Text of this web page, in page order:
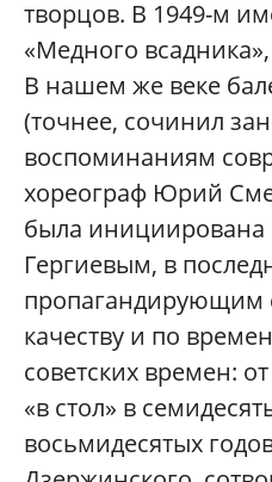
творцов. В 1949-м
«Медного
В нашем же веке
(точнее, сочинил
воспоминаниям
хореограф Юрий
была инициирована
Гергиевым, в
пропагандирующим
качеству и по
советских времен:
«в стол» в
восьмидесятых